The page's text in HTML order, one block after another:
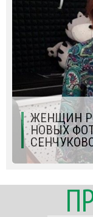
ЖЕНЩИН
НОВЫХ